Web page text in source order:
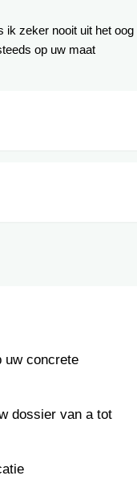
ik zeker nooit uit het oog
op uw maat
uw concrete
dossier van a tot